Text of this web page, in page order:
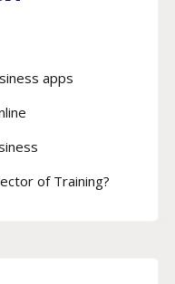
apps
of Training?